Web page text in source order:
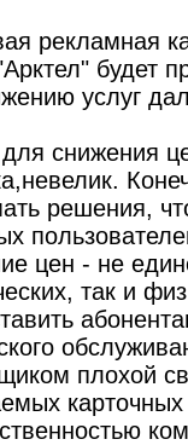
рекламная
будет
услуг
снижения
решения,
цен - не
так и
плохой